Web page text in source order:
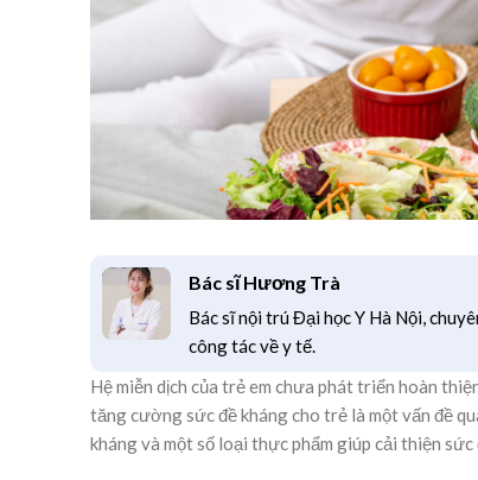
Bác sĩ Hương Trà
Bác sĩ nội trú Đại học Y Hà Nội,
công tác về y tế.
Hệ miễn dịch của trẻ em chưa phát triển hoàn
tăng cường sức đề kháng cho trẻ là một vấn đề
kháng và một số loại thực phẩm giúp cải thiện